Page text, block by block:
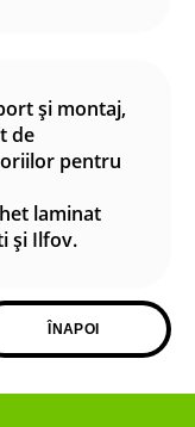
și montaj,
de
pentru
laminat
și Ilfov.
ÎNAPOI